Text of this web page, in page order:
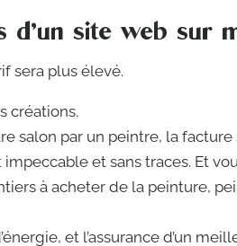
d’un site web sur
sera plus élevé.
créations.
salon par un peintre, la facture
et sans traces. Et
à acheter de la peinture,
et l’assurance d’un